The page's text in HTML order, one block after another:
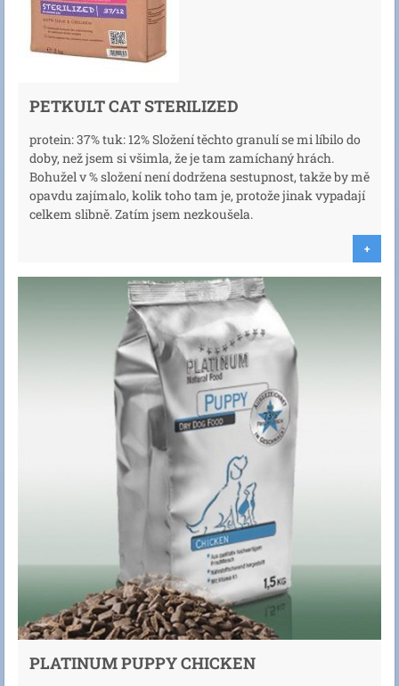
PETKULT CAT STERILIZED
protein: 37% tuk: 12% Složení těchto granulí se mi líbilo do
doby, než jsem si všimla, že je tam zamíchaný hrách.
Bohužel v % složení není dodržena sestupnost, takže by mě
opavdu zajímalo, kolik toho tam je, protože jinak vypadají
celkem slibně. Zatím jsem nezkoušela.
+
PLATINUM PUPPY CHICKEN